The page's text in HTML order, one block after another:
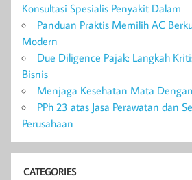
Konsultasi Spesialis Penyakit Dalam
Panduan Praktis Memilih AC
Modern
Due Diligence Pajak: Langkah
Bisnis
Menjaga Kesehatan Mata
PPh 23 atas Jasa Perawatan dan
Perusahaan
CATEGORIES